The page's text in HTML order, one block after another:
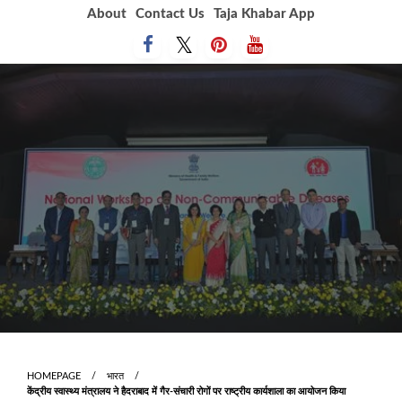
About Contact Us Taja Khabar App
HOMEPAGE
भारत
केंद्रीय स्वास्थ्य मंत्रालय ने हैदराबाद में गैर-संचारी रोगों पर राष्ट्रीय कार्यशाला का आयोजन किया